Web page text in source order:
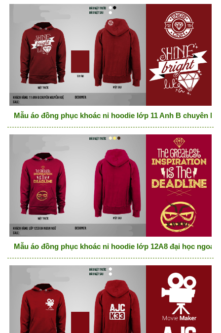
Mẫu áo đồng phục khoác nỉ hoodie lớp 11 Anh B chuyên
Mẫu áo đồng phục khoác nỉ hoodie lớp 12A8 đại học ngoại